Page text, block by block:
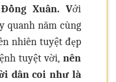
Xuân. Với
quanh năm cùng
nhiên tuyệt đẹp
tuyệt vời, nên
dân coi như là